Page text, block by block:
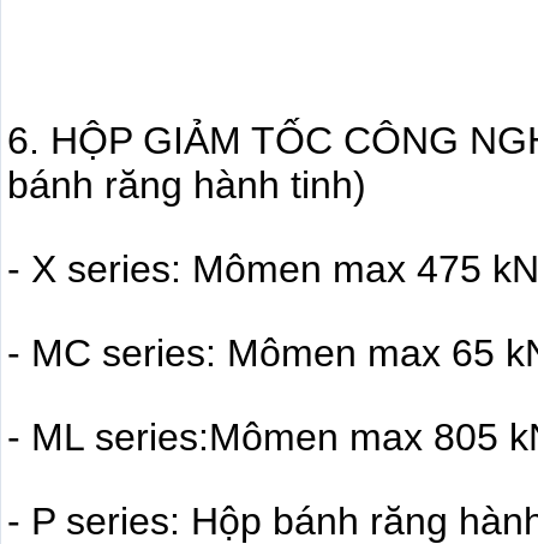
6. HỘP GIẢM TỐC CÔNG
bánh răng hành tinh)
- X series: Mômen max 475
- MC series: Mômen max 65
- ML series:Mômen max 805
- P series: Hộp bánh răng